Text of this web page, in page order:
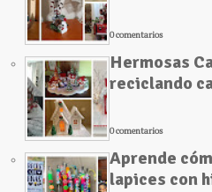
0 comentarios
Hermosas
reciclando
0 comentarios
Aprende
lapices con